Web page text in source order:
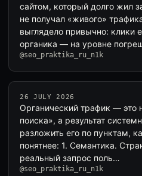
сайтом, который долго жил
не получал «живого»
выглядело привычно: клики
органика — на уровне
@seo_praktika_ru_n1k
26 JULY 2026
Органический трафик — это
поиска», а результат
разложить его по пунктам,
понятнее: 1. Семантика.
реальный запрос поль…
@seo_praktika_ru_n1k